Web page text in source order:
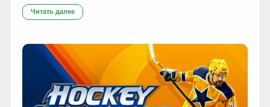
Читать далее